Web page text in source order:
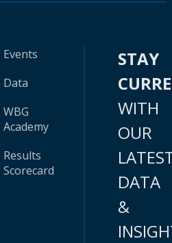
Events
Data
WBG
Academy
Results
Scorecard
STAY
WITH
OUR
DATA
&